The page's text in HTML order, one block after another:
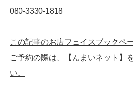
080-3330-1818
この記事のお店フェイスブックペ
ご予約の際は、【んまいネット】
い。